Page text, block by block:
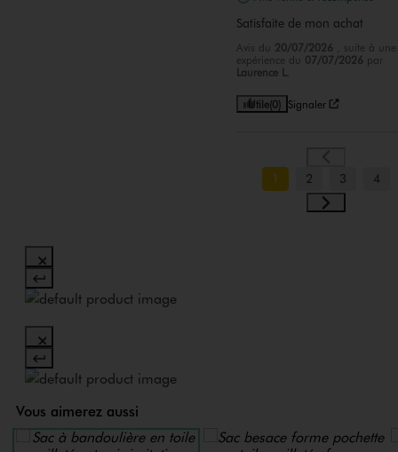
Satisfaite de mon achat
Avis du 20/07/2026
, suite à une
expérience du 07/07/2026 par
Laurence L.
Utile(0) Signaler
1 2 3 4
Vous aimerez aussi